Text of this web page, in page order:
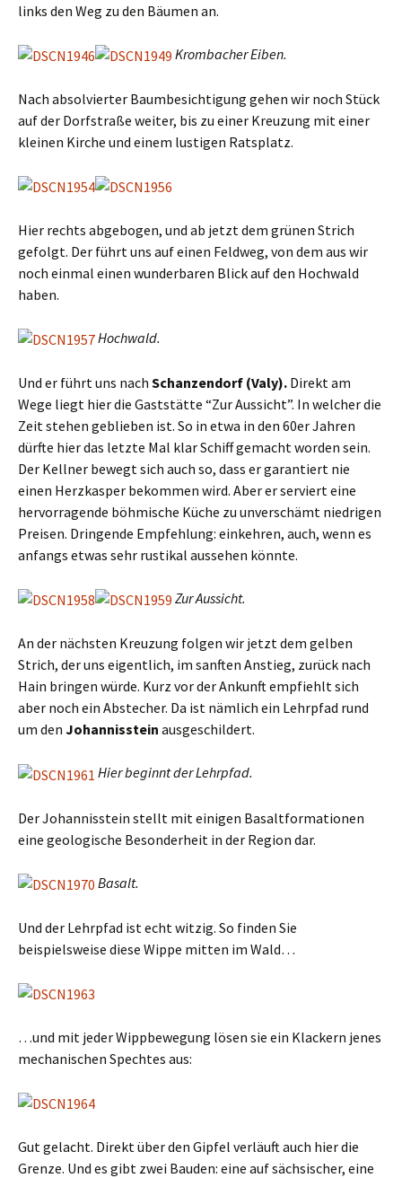
links den Weg zu den Bäumen an.
Krombacher Eiben.
Nach absolvierter Baumbesichtigung gehen wir noch Stück
auf der Dorfstraße weiter, bis zu einer Kreuzung mit einer
kleinen Kirche und einem lustigen Ratsplatz.
Hier rechts abgebogen, und ab jetzt dem grünen Strich
gefolgt. Der führt uns auf einen Feldweg, von dem aus wir
noch einmal einen wunderbaren Blick auf den Hochwald
haben.
Hochwald.
Und er führt uns nach Schanzendorf (Valy). Direkt am
Wege liegt hier die Gaststätte “Zur Aussicht”. In welcher die
Zeit stehen geblieben ist. So in etwa in den 60er Jahren
dürfte hier das letzte Mal klar Schiff gemacht worden sein.
Der Kellner bewegt sich auch so, dass er garantiert nie
einen Herzkasper bekommen wird. Aber er serviert eine
hervorragende böhmische Küche zu unverschämt niedrigen
Preisen. Dringende Empfehlung: einkehren, auch, wenn es
anfangs etwas sehr rustikal aussehen könnte.
Zur Aussicht.
An der nächsten Kreuzung folgen wir jetzt dem gelben
Strich, der uns eigentlich, im sanften Anstieg, zurück nach
Hain bringen würde. Kurz vor der Ankunft empfiehlt sich
aber noch ein Abstecher. Da ist nämlich ein Lehrpfad rund
um den Johannisstein ausgeschildert.
Hier beginnt der Lehrpfad.
Der Johannisstein stellt mit einigen Basaltformationen
eine geologische Besonderheit in der Region dar.
Basalt.
Und der Lehrpfad ist echt witzig. So finden Sie
beispielsweise diese Wippe mitten im Wald…
…und mit jeder Wippbewegung lösen sie ein Klackern jenes
mechanischen Spechtes aus:
Gut gelacht. Direkt über den Gipfel verläuft auch hier die
Grenze. Und es gibt zwei Bauden: eine auf sächsischer, eine